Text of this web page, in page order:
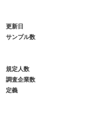
更新日
サンプル数
規定人数
調査企業数
定義